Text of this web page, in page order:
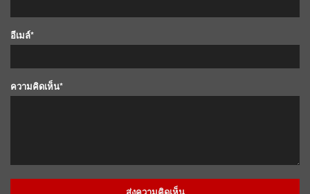
อีเมล์*
ความคิดเห็น*